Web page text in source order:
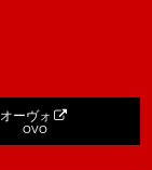
オーヴォ
OVO